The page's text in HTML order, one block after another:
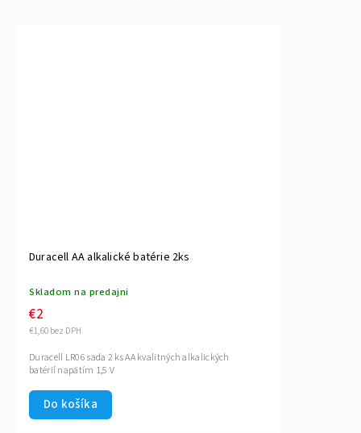
Duracell AA alkalické batérie 2ks
Skladom na predajni
€1,60 bez DPH
€2
Do košíka
Duracell LR06 sada 2 ks AA kvalitných alkalických
batérií napätím 1,5 V